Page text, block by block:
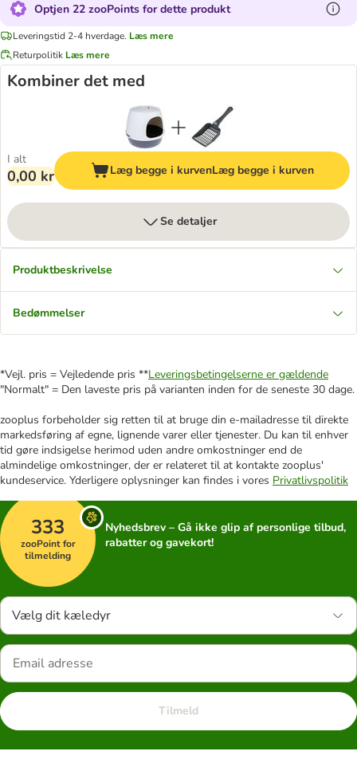
Optjen 22 zooPoints for dette produkt
Leveringstid 2-4 hverdage. Læs mere
Returpolitik Læs mere
Kombiner det med
I alt
0,00 kr Læg begge i kurvenLæg begge i kurven
Se detaljer
Produktbeskrivelse
Bedømmelser
*Vejl. pris = Vejledende pris **Leveringsbetingelserne er gældende
"Normalt" = Den laveste pris på varianten inden for de seneste 30 dage.
zooplus forbeholder sig retten til at bruge din e-mailadresse til direkte
markedsføring af egne, lignende varer eller tjenester. Du kan til enhver
tid gøre indsigelse herimod uden andre omkostninger end de
almindelige omkostninger, der er relateret til at kontakte zooplus'
kundeservice. Yderligere oplysninger kan findes i vores Privatlivspolitik
333
zooPoint for
tilmelding
Nyhedsbrev – Gå ikke glip af personlige tilbud,
rabatter og gavekort!
Vælg dit kæledyr
Tilmeld